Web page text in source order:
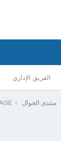
الفريق الإداري
منتدى الجوال